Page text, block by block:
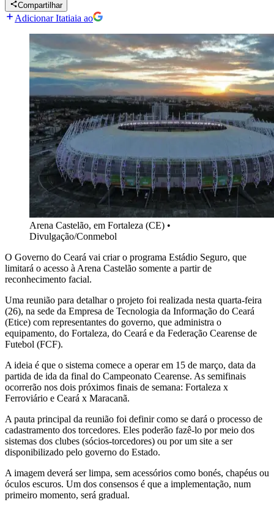
Compartilhar
Adicionar Itatiaia ao
Arena Castelão, em Fortaleza (CE) •
Divulgação/Conmebol
O Governo do Ceará vai criar o programa Estádio Seguro, que
limitará o acesso à Arena Castelão somente a partir de
reconhecimento facial.
Uma reunião para detalhar o projeto foi realizada nesta quarta-feira
(26), na sede da Empresa de Tecnologia da Informação do Ceará
(Etice) com representantes do governo, que administra o
equipamento, do Fortaleza, do Ceará e da Federação Cearense de
Futebol (FCF).
A ideia é que o sistema comece a operar em 15 de março, data da
partida de ida da final do Campeonato Cearense. As semifinais
ocorrerão nos dois próximos finais de semana: Fortaleza x
Ferroviário e Ceará x Maracanã.
A pauta principal da reunião foi definir como se dará o processo de
cadastramento dos torcedores. Eles poderão fazê-lo por meio dos
sistemas dos clubes (sócios-torcedores) ou por um site a ser
disponibilizado pelo governo do Estado.
A imagem deverá ser limpa, sem acessórios como bonés, chapéus ou
óculos escuros. Um dos consensos é que a implementação, num
primeiro momento, será gradual.